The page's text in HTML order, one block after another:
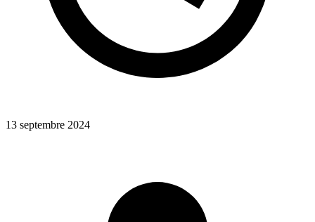
13 septembre 2024